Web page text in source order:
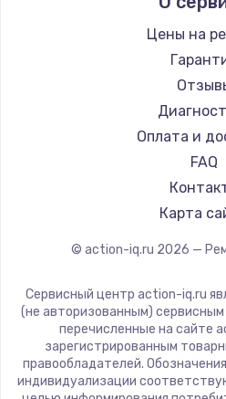
Замена
1300
Замена
1200
1500
Замена
2500
Цены на
Оплата и
FAQ
Карта
© action-iq.ru 2026 —
Сервисный центр action-iq.ru
(не авторизованным)
перечисленные на сайте
зарегистрированным
правообладателей.
индивидуализации